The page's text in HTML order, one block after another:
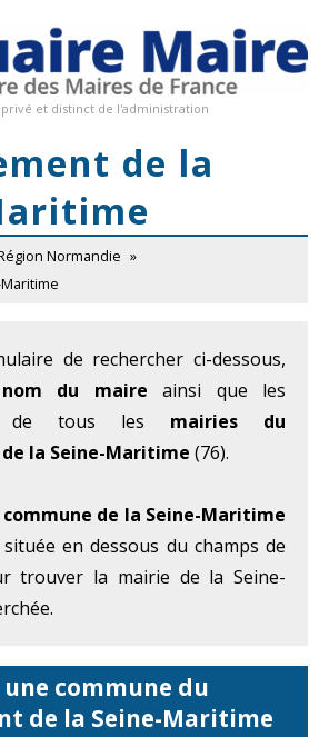
privé et distinct de l'administration
de la
Normandie »
de rechercher ci-dessous,
nom du maire ainsi que les
de tous les mairies du
la Seine-Maritime (76).
commune de la Seine-Maritime
en dessous du champs de
trouver la mairie de la Seine-
commune du
de la Seine-Maritime